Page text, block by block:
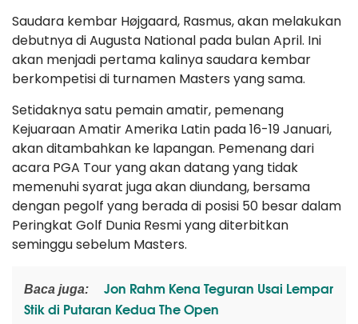
Saudara kembar Højgaard, Rasmus, akan melakukan
debutnya di Augusta National pada bulan April. Ini
akan menjadi pertama kalinya saudara kembar
berkompetisi di turnamen Masters yang sama.
Setidaknya satu pemain amatir, pemenang
Kejuaraan Amatir Amerika Latin pada 16-19 Januari,
akan ditambahkan ke lapangan. Pemenang dari
acara PGA Tour yang akan datang yang tidak
memenuhi syarat juga akan diundang, bersama
dengan pegolf yang berada di posisi 50 besar dalam
Peringkat Golf Dunia Resmi yang diterbitkan
seminggu sebelum Masters.
Baca juga:
Jon Rahm Kena Teguran Usai Lempar
Stik di Putaran Kedua The Open